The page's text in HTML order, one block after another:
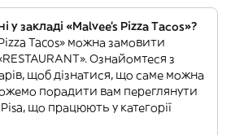
у закладі «Malvee’s Pizza Tacos»?
Pizza Tacos» можна замовити
Ознайомтеся з
щоб дізнатися, що саме можна
порадити вам переглянути
що працюють у категорії